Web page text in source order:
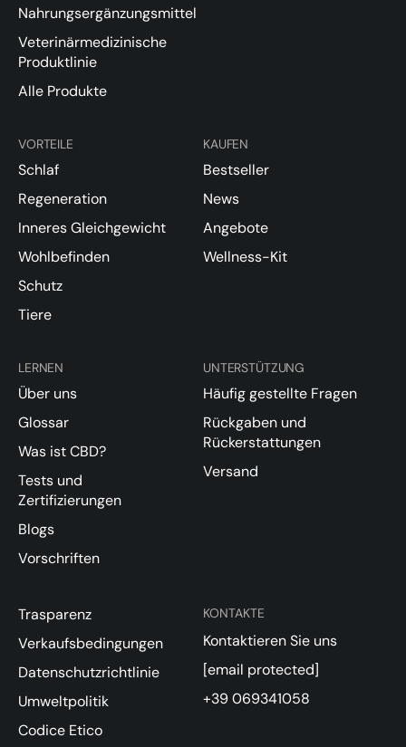
Nahrungsergänzungsmittel
Veterinärmedizinische
Produktlinie
Alle Produkte
VORTEILE
Schlaf
Regeneration
Inneres Gleichgewicht
Wohlbefinden
Schutz
Tiere
KAUFEN
Bestseller
News
Angebote
Wellness-Kit
LERNEN
Über uns
Glossar
Was ist CBD?
Tests und
Zertifizierungen
Blogs
Vorschriften
KONTAKTE
Kontaktieren Sie uns
[email protected]
+39 069341058
UNTERSTÜTZUNG
Häufig gestellte Fragen
Rückgaben und
Rückerstattungen
Versand
Trasparenz
Verkaufsbedingungen
Datenschutzrichtlinie
Umweltpolitik
Codice Etico